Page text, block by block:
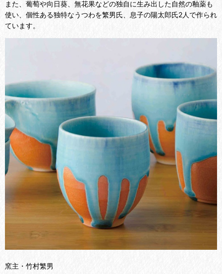
また、葡萄や向日葵、無花果などの独自に生み出した自然の釉薬も
使い、個性ある独特なうつわを繁男氏、息子の陽太郎氏2人で作られ
ています。
窯主・竹村繁男